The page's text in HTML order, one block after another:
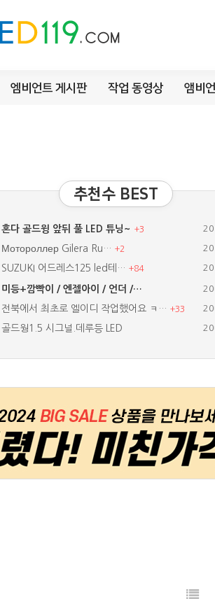
엠비언트 게시판 작업 동영상 앰비
추천수 BEST
미등+깜빡이 / 엔젤아이 / 언더 /…
전북에서 최초로 엘이디 작업했어요 ㅋ… +33
골드웡1.5 시그널.데루등 LED
GIVI 리어백에 미등, 브레이크등,…+67
트로이(RT125D) 브레이크등 및 … +30
혼다 골드윙 앞뒤 풀 LED 튜닝~ +3
Мотороллер Gilera Ru… +2
SUZUKI 어드레스125 led테… +84